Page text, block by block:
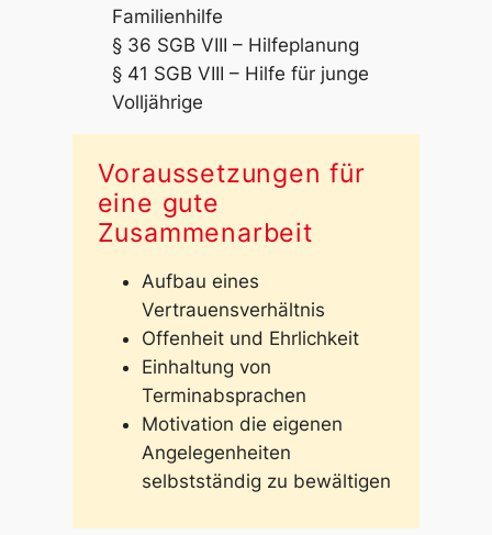
Familienhilfe
§ 36 SGB VIII – Hilfeplanung
§ 41 SGB VIII – Hilfe für junge
Volljährige
Voraussetzungen für
eine gute
Zusammenarbeit
Aufbau eines
Vertrauensverhältnis
Offenheit und Ehrlichkeit
Einhaltung von
Terminabsprachen
Motivation die eigenen
Angelegenheiten
selbstständig zu bewältigen